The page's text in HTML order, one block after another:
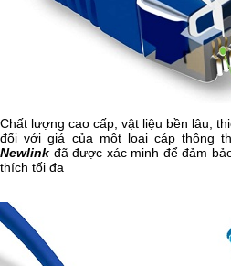
Chất lượng cao cấp, vật liệu bền lâu,
đối với giá của một loại cáp thông
Newlink đã được xác minh để đảm
thích tối đa